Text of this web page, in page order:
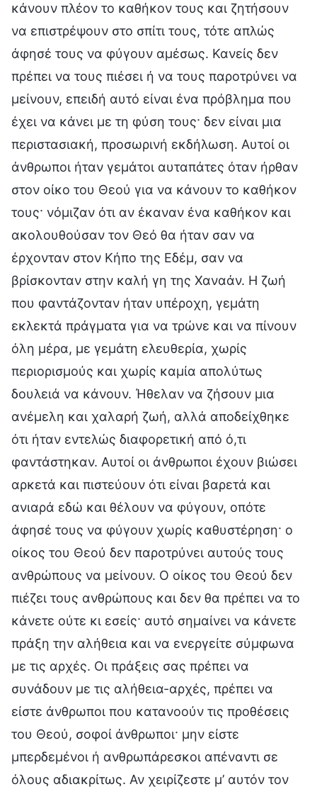
κάνουν πλέον το καθήκον τους και ζητήσουν
να επιστρέψουν στο σπίτι τους, τότε απλώς
άφησέ τους να φύγουν αμέσως. Κανείς δεν
πρέπει να τους πιέσει ή να τους παροτρύνει να
μείνουν, επειδή αυτό είναι ένα πρόβλημα που
έχει να κάνει με τη φύση τους· δεν είναι μια
περιστασιακή, προσωρινή εκδήλωση. Αυτοί οι
άνθρωποι ήταν γεμάτοι αυταπάτες όταν ήρθαν
στον οίκο του Θεού για να κάνουν το καθήκον
τους· νόμιζαν ότι αν έκαναν ένα καθήκον και
ακολουθούσαν τον Θεό θα ήταν σαν να
έρχονταν στον Κήπο της Εδέμ, σαν να
βρίσκονταν στην καλή γη της Χαναάν. Η ζωή
που φαντάζονταν ήταν υπέροχη, γεμάτη
εκλεκτά πράγματα για να τρώνε και να πίνουν
όλη μέρα, με γεμάτη ελευθερία, χωρίς
περιορισμούς και χωρίς καμία απολύτως
δουλειά να κάνουν. Ήθελαν να ζήσουν μια
ανέμελη και χαλαρή ζωή, αλλά αποδείχθηκε
ότι ήταν εντελώς διαφορετική από ό,τι
φαντάστηκαν. Αυτοί οι άνθρωποι έχουν βιώσει
αρκετά και πιστεύουν ότι είναι βαρετά και
ανιαρά εδώ και θέλουν να φύγουν, οπότε
άφησέ τους να φύγουν χωρίς καθυστέρηση· ο
οίκος του Θεού δεν παροτρύνει αυτούς τους
ανθρώπους να μείνουν. Ο οίκος του Θεού δεν
πιέζει τους ανθρώπους και δεν θα πρέπει να το
κάνετε ούτε κι εσείς· αυτό σημαίνει να κάνετε
πράξη την αλήθεια και να ενεργείτε σύμφωνα
με τις αρχές. Οι πράξεις σας πρέπει να
συνάδουν με τις αλήθεια-αρχές, πρέπει να
είστε άνθρωποι που κατανοούν τις προθέσεις
του Θεού, σοφοί άνθρωποι· μην είστε
μπερδεμένοι ή ανθρωπάρεσκοι απέναντι σε
όλους αδιακρίτως. Αν χειρίζεστε μ’ αυτόν τον